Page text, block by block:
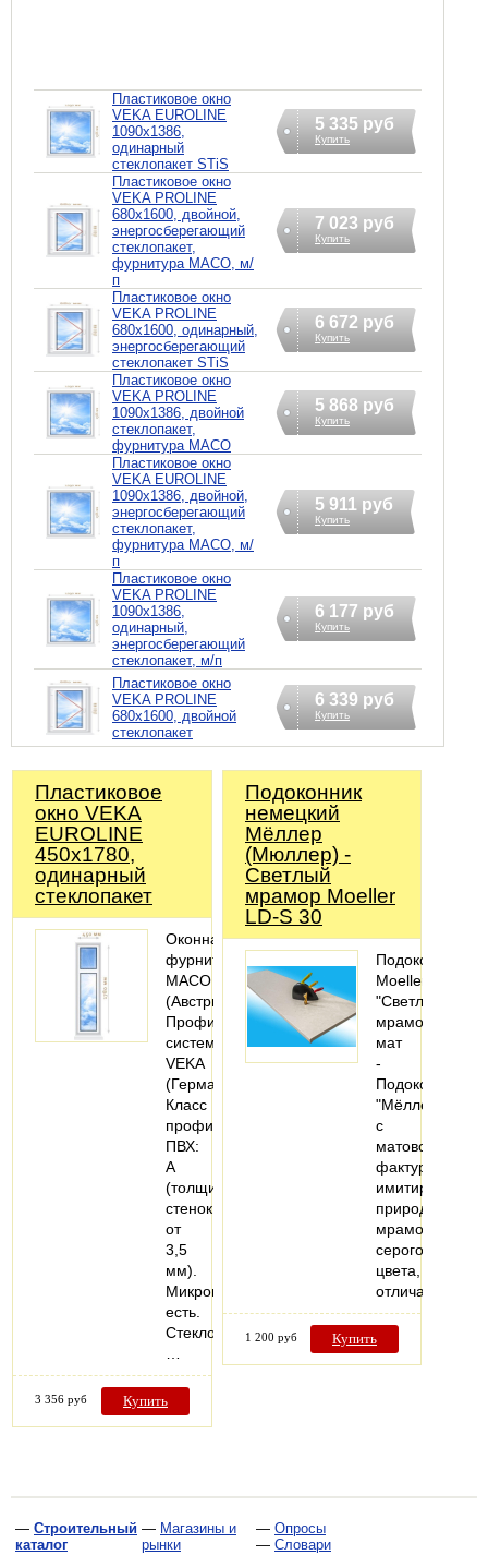
Пластиковое окно
VEKA EUROLINE
1090х1386,
одинарный
стеклопакет STiS
5 335 руб
Купить
Пластиковое окно
VEKA PROLINE
680х1600, двойной,
энергосберегающий
стеклопакет,
фурнитура MACO, м/
п
7 023 руб
Купить
Пластиковое окно
VEKA PROLINE
680х1600, одинарный,
энергосберегающий
стеклопакет STiS
6 672 руб
Купить
Пластиковое окно
VEKA PROLINE
1090х1386, двойной
стеклопакет,
фурнитура MACO
5 868 руб
Купить
Пластиковое окно
VEKA EUROLINE
1090х1386, двойной,
энергосберегающий
стеклопакет,
фурнитура MACO, м/
п
5 911 руб
Купить
Пластиковое окно
VEKA PROLINE
1090х1386,
одинарный,
энергосберегающий
стеклопакет, м/п
6 177 руб
Купить
Пластиковое окно
VEKA PROLINE
680х1600, двойной
стеклопакет
6 339 руб
Купить
Пластиковое
окно VEKA
EUROLINE
450х1780,
одинарный
стеклопакет
Оконная
фурнитура
MACO
(Австрия).
Профильная
система:
VEKA
(Германия).
Класс
профиля
ПВХ:
А
(толщина
стенок
от
3,5
мм).
Микропроветривание:
есть.
Стеклопакеты:
3 356 руб Купить
Подоконник
немецкий
Мёллер
(Мюллер) -
Светлый
мрамор Moeller
LD-S 30
Подоконник
Moeller
"Светлый
мрамор"
мат
-
Подоконник
"Мёллер"
с
матовой
фактурой,
имитирует
природный
мрамор
серого
цвета,
1 200 руб Купить
— Строительный
каталог
— Магазины и
рынки
— Опросы
— Словари